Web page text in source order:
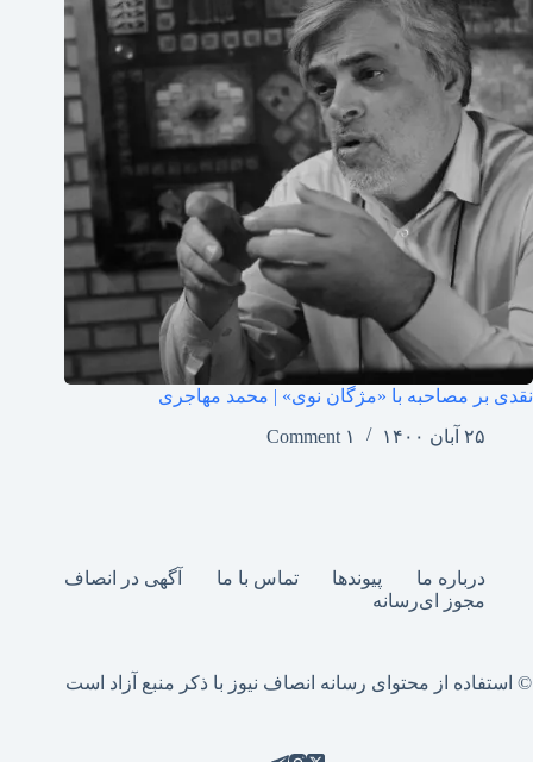
نقدی بر مصاحبه با «مژگان نوی» | محمد مهاجری
۲۵ آبان ۱۴۰۰
۱ Comment
درباره ما پیوندها تماس با ما
آگهی در انصاف
مجوز ای‌رسانه
© استفاده از محتوای رسانه انصاف نیوز با ذکر منبع آزاد است